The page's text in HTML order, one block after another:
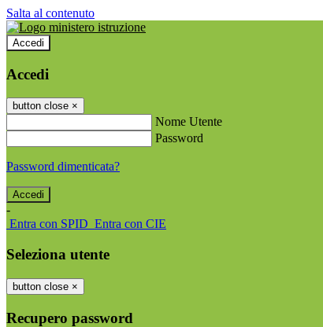
Salta al contenuto
Accedi
Accedi
button close ×
Nome Utente
Password
Password dimenticata?
-
Entra con SPID Entra con CIE
Seleziona utente
button close ×
Recupero password